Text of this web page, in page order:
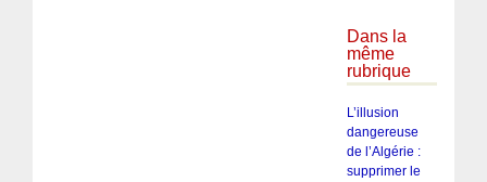
Dans la
même
rubrique
L’illusion
dangereuse
de l’Algérie :
supprimer le